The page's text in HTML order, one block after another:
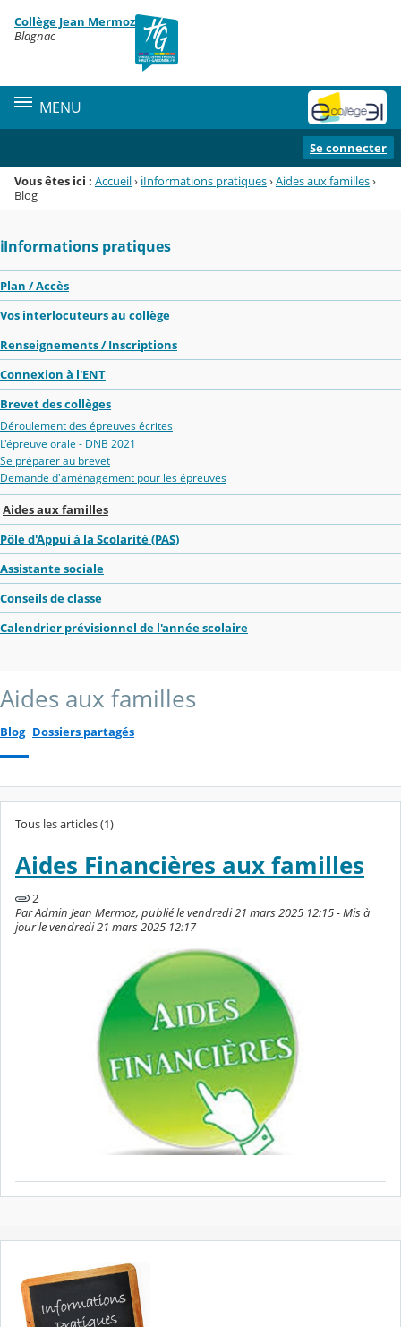
Menu de la rubrique
Contenu
Collège Jean Mermoz
Blagnac
MENU
Se connecter
Vous êtes ici : Accueil› ℹ️Informations pratiques›Aides aux familles›
Blog
ℹ️Informations pratiques
Plan / Accès
Vos interlocuteurs au collège
Renseignements / Inscriptions
Connexion à l'ENT
Brevet des collèges
Déroulement des épreuves écrites
L'épreuve orale - DNB 2021
Se préparer au brevet
Demande d'aménagement pour les épreuves
Aides aux familles
Pôle d'Appui à la Scolarité (PAS)
Assistante sociale
Conseils de classe
Calendrier prévisionnel de l'année scolaire
Aides aux familles
Blog Dossiers partagés
Tous les articles (1)
Aides Financières aux familles
2
Par Admin Jean Mermoz, publié le vendredi 21 mars 2025 12:15 - Mis à
jour le vendredi 21 mars 2025 12:17